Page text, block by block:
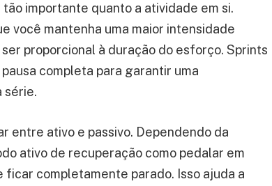
tão importante quanto a atividade em si.
você mantenha uma maior intensidade
proporcional à duração do esforço. Sprints
completa para garantir uma
série.
entre ativo e passivo. Dependendo da
ativo de recuperação como pedalar em
completamente parado. Isso ajuda a